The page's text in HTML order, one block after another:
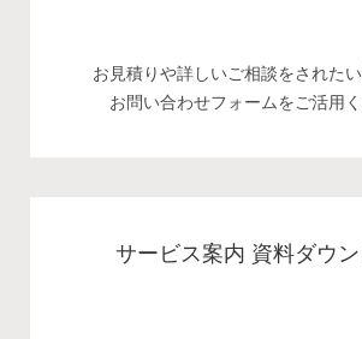
お見積りや詳しいご相談をされたい
お問い合わせフォームをご活用く
サービス案内 資料ダウ